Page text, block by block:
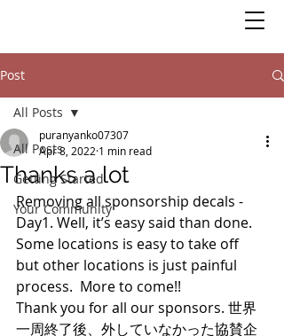
Post
All Posts
Getting Started
Your Community
All Posts
Thanks a lot
puranyanko07307
Apr 8, 2022 1 min read
Removing all sponsorship decals -
Day1. Well, it’s easy said than done.
Some locations is easy to take off
but other locations is just painful
process.  More to come!!
Thank you for all our sponsors. 世界
一周終了後、外していなかった協賛企